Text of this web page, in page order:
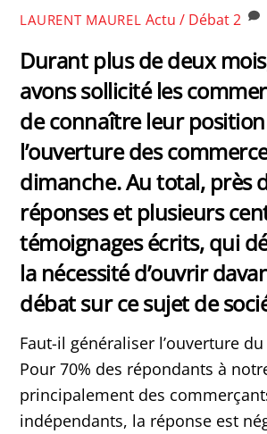
LAURENT MAUREL Actu / Débat2
Durant plus de deux
avons sollicité les
de connaître leur
l’ouverture des
dimanche. Au total, près
réponses et plusieurs
témoignages écrits, qui
la nécessité d’ouvrir
débat sur ce sujet de
Faut-il généraliser l’ouverture
Pour 70% des répondants à
principalement des
indépendants, la réponse est